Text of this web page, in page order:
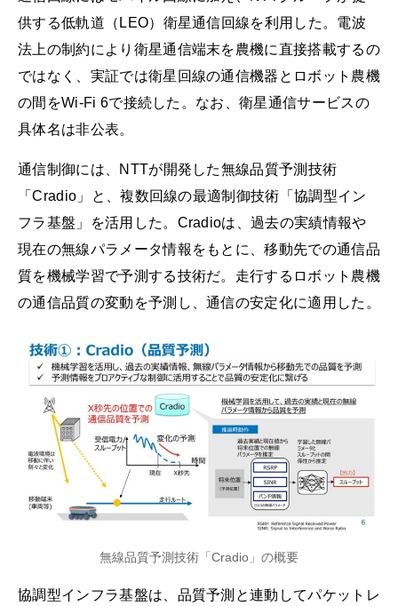
供する低軌道（LEO）衛星通信回線を利用した。電波
法上の制約により衛星通信端末を農機に直接搭載するの
ではなく、実証では衛星回線の通信機器とロボット農機
の間をWi-Fi 6で接続した。なお、衛星通信サービスの
具体名は非公表。
通信制御には、NTTが開発した無線品質予測技術
「Cradio」と、複数回線の最適制御技術「協調型イン
フラ基盤」を活用した。Cradioは、過去の実績情報や
現在の無線パラメータ情報をもとに、移動先での通信品
質を機械学習で予測する技術だ。走行するロボット農機
の通信品質の変動を予測し、通信の安定化に適用した。
無線品質予測技術「Cradio」の概要
協調型インフラ基盤は、品質予測と連動してパケットレ